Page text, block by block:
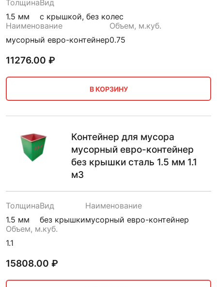
Толщина
1.5 мм
Вид
с крышкой, без колес
Наименование
мусорный евро-контейнер
Объем, м.куб.
0.75
11276.00 ₽
В КОРЗИНУ
Контейнер для мусора
мусорный евро-контейнер
без крышки сталь 1.5 мм 1.1
м3
Толщина
1.5 мм
Вид
без крышки
Наименование
мусорный евро-контейнер
Объем, м.куб.
1.1
15808.00 ₽